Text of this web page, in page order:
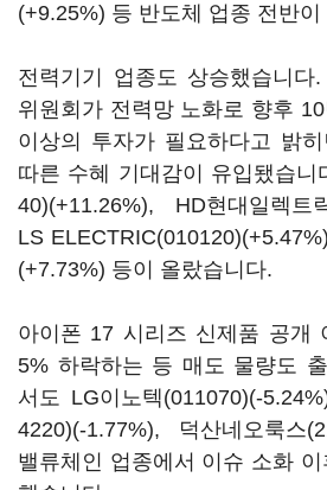
(+9.25%) 등 반도체 업종 전반
전력기기 업종도 상승했습니다
위원회가 전력망 노화로 향후
이상의 투자가 필요하다고 밝
따른 수혜 기대감이 유입됐습니
40)(+11.26%), HD현대일렉트
LS ELECTRIC(010120)
(+7.73%) 등이 올랐습니다.
아이폰 17 시리즈 신제품 공개
5% 하락하는 등 매도 물량도 출
서도 LG이노텍(011070)(-
4220)(-1.77%), 덕산네오룩스
밸류체인 업종에서 이슈 소화